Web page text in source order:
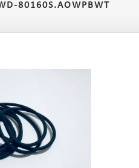
80160S.AOWPBWT